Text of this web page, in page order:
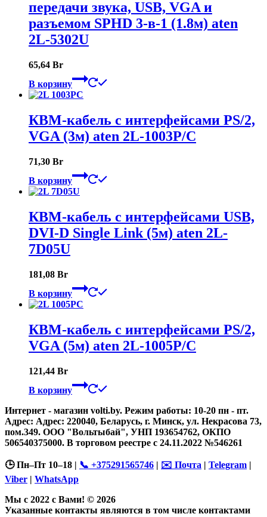
передачи звука, USB, VGA и
разъемом SPHD 3-в-1 (1.8м) aten
2L-5302U
65,64 Br
В корзину
КВМ-кабель с интерфейсами PS/2,
VGA (3м) aten 2L-1003P/C
71,30 Br
В корзину
КВМ-кабель с интерфейсами USB,
DVI-D Single Link (5м) aten 2L-
7D05U
181,08 Br
В корзину
КВМ-кабель с интерфейсами PS/2,
VGA (5м) aten 2L-1005P/C
121,44 Br
В корзину
Интернет - магазин volti.by. Режим работы: 10-20 пн - пт.
Адрес: Адрес: 220040, Беларусь, г. Минск, ул. Некрасова 73,
пом.349. ООО "Вольтыбай", УНП 193654762, ОКПО
506540375000. В торговом реестре с 24.11.2022 №546261
🕒 Пн–Пт 10–18 | 📞 +375291565746 | ✉️ Почта | Telegram |
Viber | WhatsApp
Мы с 2022 с Вами! © 2026
Указанные контакты являются в том числе контактами